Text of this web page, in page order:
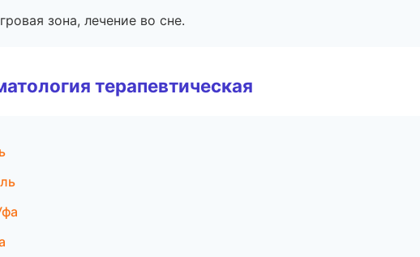
зона, лечение во сне.
терапевтическая